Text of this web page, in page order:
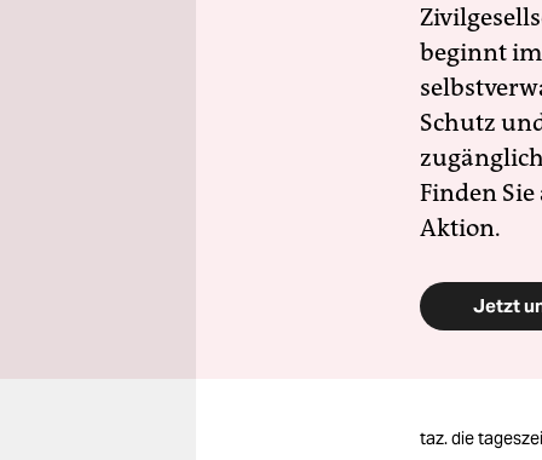
beginnt
Schutz
Finden
Aktion.
Jetzt
taz. die